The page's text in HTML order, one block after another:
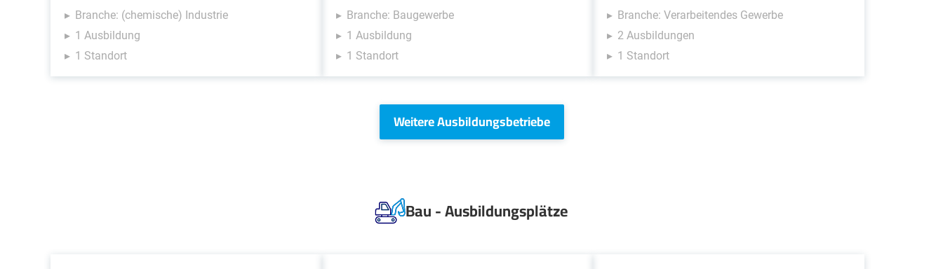
Branche: (chemische) Industrie
1 Ausbildung
1 Standort
Branche: Baugewerbe
1 Ausbildung
1 Standort
Branche: Verarbeitendes Gewerbe
2 Ausbildungen
1 Standort
Weitere Ausbildungsbetriebe
Bau - Ausbildungsplätze